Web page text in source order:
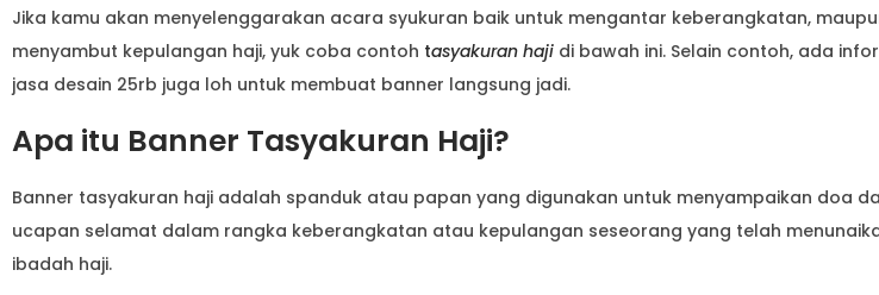
Jika kamu akan menyelenggarakan acara syukuran baik untuk mengantar keberangkatan,
menyambut kepulangan haji, yuk coba contoh tasyakuran haji di bawah ini. Selain contoh, ada
jasa desain 25rb juga loh untuk membuat banner langsung jadi.
Apa itu Banner Tasyakuran Haji?
Banner tasyakuran haji adalah spanduk atau papan yang digunakan untuk menyampaikan doa
ucapan selamat dalam rangka keberangkatan atau kepulangan seseorang yang telah
ibadah haji.